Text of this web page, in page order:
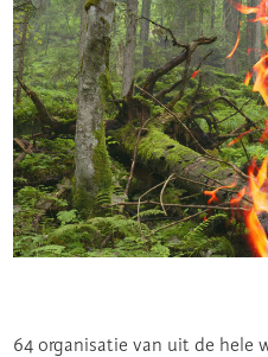
64 organisatie van uit de hele